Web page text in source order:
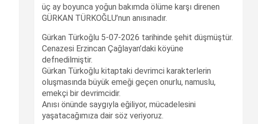
üç ay boyunca yoğun bakımda ölüme karşı direnen
GÜRKAN TÜRKOĞLU’nun anısınadır.
Gürkan Türkoğlu 5-07-2026 tarihinde şehit düşmüştür.
Cenazesi Erzincan Çağlayan’daki köyüne
defnedilmiştir.
Gürkan Türkoğlu kitaptaki devrimci karakterlerin
oluşmasında büyük emeği geçen onurlu, namuslu,
emekçi bir devrimcidir.
Anısı önünde saygıyla eğiliyor, mücadelesini
yaşatacağımıza dair söz veriyoruz.